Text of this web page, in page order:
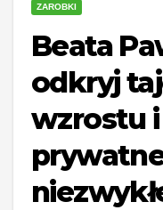
ZAROBKI
Beata
odkryj
wzrostu